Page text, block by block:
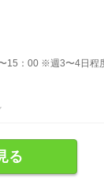
15：00 ※週3〜4日
る